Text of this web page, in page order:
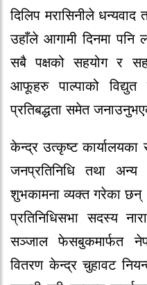
दिलिप मरासिनीले
उहाँले आगामी दिनमा पनि
सबै पक्षको सहयोग र
आफूहरु पाल्पाको विद्युत
प्रतिबद्धता समेत
केन्द्र उत्कृष्ट कार्यालयका
जनप्रतिनिधि तथा अन्य
शुभकामना व्यक्त गरेका छन्
प्रतिनिधिसभा सदस्य
सञ्जाल फेसबुकमार्फत
वितरण केन्द्र चुहावट